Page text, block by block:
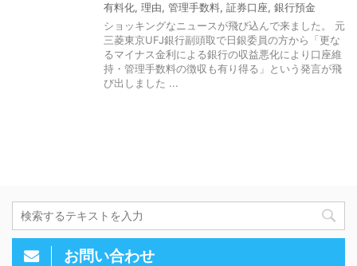
有料化, 理由, 管理手数料, 証券口座, 銀行預金
ショッキングなニュースが飛び込んで来ました。 元
三菱東京UFJ銀行副頭取で日銀委員の方から「更な
るマイナス金利による銀行の収益悪化により口座維
持・管理手数料の徴収も有り得る」という発言が飛
び出しました ...
お問い合わせ